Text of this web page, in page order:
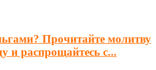
Прочитайте молитву
и распрощайтесь с...